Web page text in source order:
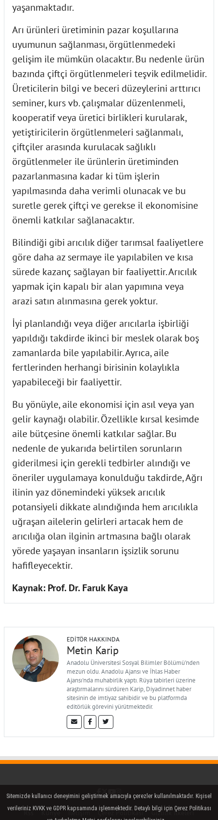
yaşanmaktadır.
Arı ürünleri üretiminin pazar koşullarına
uyumunun sağlanması, örgütlenmedeki
gelişim ile mümkün olacaktır. Bu nedenle ürün
bazında çiftçi örgütlenmeleri teşvik edilmelidir.
Üreticilerin bilgi ve beceri düzeylerini arttırıcı
seminer, kurs vb. çalışmalar düzenlenmeli,
kooperatif veya üretici birlikleri kurularak,
yetiştiricilerin örgütlenmeleri sağlanmalı,
çiftçiler arasında kurulacak sağlıklı
örgütlenmeler ile ürünlerin üretiminden
pazarlanmasına kadar ki tüm işlerin
yapılmasında daha verimli olunacak ve bu
suretle gerek çiftçi ve gerekse il ekonomisine
önemli katkılar sağlanacaktır.
Bilindiği gibi arıcılık diğer tarımsal faaliyetlere
göre daha az sermaye ile yapılabilen ve kısa
sürede kazanç sağlayan bir faaliyettir. Arıcılık
yapmak için kapalı bir alan yapımına veya
arazi satın alınmasına gerek yoktur.
İyi planlandığı veya diğer arıcılarla işbirliği
yapıldığı takdirde ikinci bir meslek olarak boş
zamanlarda bile yapılabilir. Ayrıca, aile
fertlerinden herhangi birisinin kolaylıkla
yapabileceği bir faaliyettir.
Bu yönüyle, aile ekonomisi için asıl veya yan
gelir kaynağı olabilir. Özellikle kırsal kesimde
aile bütçesine önemli katkılar sağlar. Bu
nedenle de yukarıda belirtilen sorunların
giderilmesi için gerekli tedbirler alındığı ve
öneriler uygulamaya konulduğu takdirde, Ağrı
ilinin yaz dönemindeki yüksek arıcılık
potansiyeli dikkate alındığında hem arıcılıkla
uğraşan ailelerin gelirleri artacak hem de
arıcılığa olan ilginin artmasına bağlı olarak
yörede yaşayan insanların işsizlik sorunu
hafifleyecektir.
Kaynak: Prof. Dr. Faruk Kaya
EDITÖR HAKKINDA
Metin Karip
Anadolu Üniversitesi Sosyal Bilimler Bölümü'nden
mezun oldu. Anadolu Ajansı ve İhlas Haber
Ajansı'nda muhabirlik yaptı. Rüya tabirleri üzerine
araştırmalarını sürdüren Karip, Diyadinnet haber
sitesinin de imtiyaz sahibidir ve bu platformda
editörlük görevini yürütmektedir.
Facebook
Twitter (X)
YouTube
Instagram
Rss Künye İletişim Çerez Politikası Gizlilik İlkeleri
Sitemizde kullanıcı deneyimini geliştirmek amacıyla çerezler kullanılmaktadır. Kişisel
verileriniz KVKK ve GDPR kapsamında işlenmektedir. Detaylı bilgi için Çerez Politikası